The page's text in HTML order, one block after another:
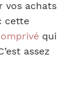
vos achats
cette
qui
assez